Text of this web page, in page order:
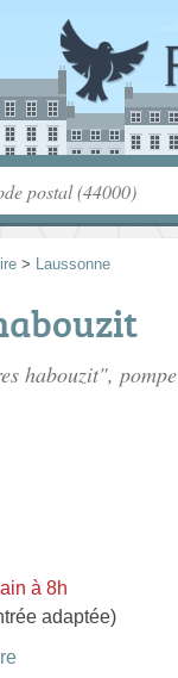
> Laussonne
habouzit",
à 8h
adaptée)